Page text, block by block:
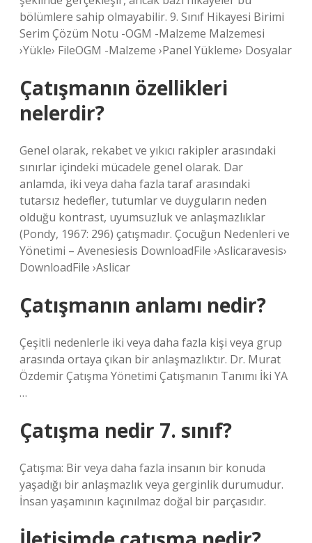
bölümlere sahip olmayabilir. 9. Sınıf Hikayesi Birimi
Serim Çözüm Notu -OGM -Malzeme Malzemesi
›Yükle› FileOGM -Malzeme ›Panel Yükleme› Dosyalar
Çatışmanın özellikleri
nelerdir?
Genel olarak, rekabet ve yıkıcı rakipler arasındaki
sınırlar içindeki mücadele genel olarak. Dar
anlamda, iki veya daha fazla taraf arasındaki
tutarsız hedefler, tutumlar ve duyguların neden
olduğu kontrast, uyumsuzluk ve anlaşmazlıklar
(Pondy, 1967: 296) çatışmadır. Çocuğun Nedenleri ve
Yönetimi – Avenesiesis DownloadFile ›Aslicaravesis›
DownloadFile ›Aslicar
Çatışmanın anlamı nedir?
Çeşitli nedenlerle iki veya daha fazla kişi veya grup
arasında ortaya çıkan bir anlaşmazlıktır. Dr. Murat
Özdemir Çatışma Yönetimi Çatışmanın Tanımı İki YA
…
Çatışma nedir 7. sınıf?
Çatışma: Bir veya daha fazla insanın bir konuda
yaşadığı bir anlaşmazlık veya gerginlik durumudur.
İnsan yaşamının kaçınılmaz doğal bir parçasıdır.